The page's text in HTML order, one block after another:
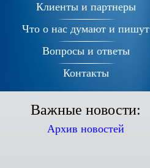
Клиенты и партнеры
Что о нас думают и пишут
Вопросы и ответы
Контакты
Важные новости:
Архив новостей